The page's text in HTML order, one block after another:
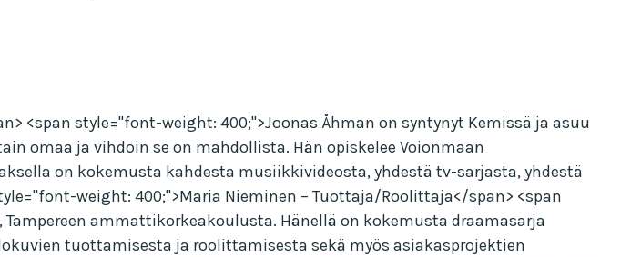
<span style="font-weight: 400;">Joonas Åhman on syntynyt Kemissä ja asuu
omaa ja vihdoin se on mahdollista. Hän opiskelee Voionmaan
on kokemusta kahdesta musiikkivideosta, yhdestä tv-sarjasta, yhdestä
weight: 400;">Maria Nieminen – Tuottaja/Roolittaja</span> <span
ammattikorkeakoulusta. Hänellä on kokemusta draamasarja
tuottamisesta ja roolittamisesta sekä myös asiakasprojektien